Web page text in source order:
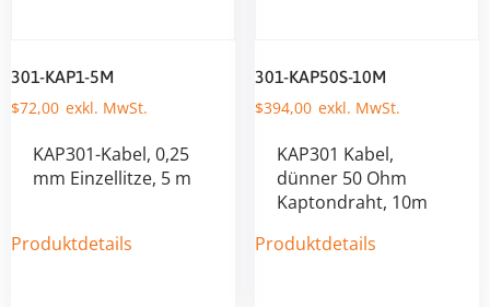
301-KAP1-5M
$72,00
KAP301-Kabel, 0,25
mm Einzellitze, 5 m
Produktdetails
301-KAP50S-10M
$394,00
KAP301 Kabel,
dünner 50 Ohm
Kaptondraht, 10m
Produktdetails